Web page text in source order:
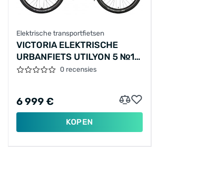
Elektrische transportfietsen
VICTORIA ELEKTRISCHE
URBANFIETS UTILYON 5 №1
29"/54CM/ENVIOLO
0 recensies
6 999 €
KOPEN